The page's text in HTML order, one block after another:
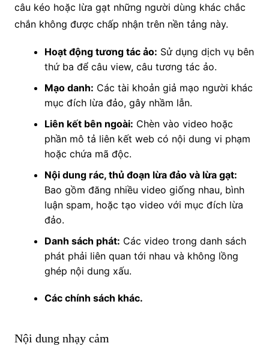
câu kéo hoặc lừa gạt những người dùng khác chắc
chắn không được chấp nhận trên nền tảng này.
Hoạt động tương tác ảo: Sử dụng dịch vụ bên
thứ ba để câu view, câu tương tác ảo.
Mạo danh: Các tài khoản giả mạo người khác
mục đích lừa đảo, gây nhầm lẫn.
Liên kết bên ngoài: Chèn vào video hoặc
phần mô tả liên kết web có nội dung vi phạm
hoặc chứa mã độc.
Nội dung rác, thủ đoạn lừa đảo và lừa gạt:
Bao gồm đăng nhiều video giống nhau, bình
luận spam, hoặc tạo video với mục đích lừa
đảo.
Danh sách phát: Các video trong danh sách
phát phải liên quan tới nhau và không lồng
ghép nội dung xấu.
Các chính sách khác.
Nội dung nhạy cảm